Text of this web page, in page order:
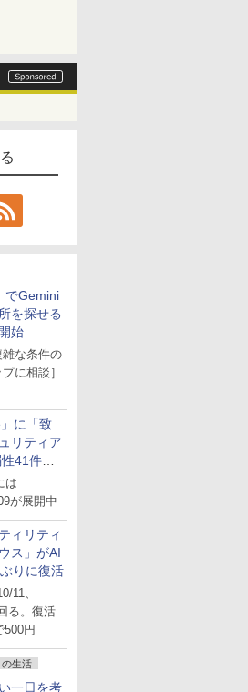
でGemini
を探せる
始
な条件の
に相談］
に「致
リティア
41件に
は
が展開中
ィリティ
ス」がAI
りに復活
11、
る。復活
500円
生活
一日を考